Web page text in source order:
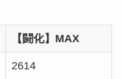
【闘化】MAX
2614